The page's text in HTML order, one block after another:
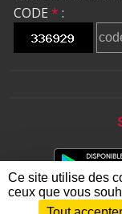
CODE * :
Ce site utilise des
ceux que vous